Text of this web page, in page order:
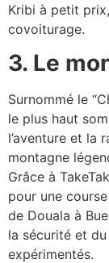
Kribi à petit
covoiturage.
3. Le
Surnommé le
le plus haut
l’aventure et la
montagne
Grâce à
pour une
de Douala à
la sécurité et
expérimentés.